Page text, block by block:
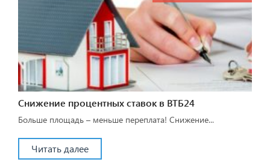
Снижение процентных ставок в ВТБ24
Больше площадь – меньше переплата! Снижение...
Читать далее